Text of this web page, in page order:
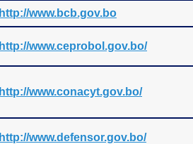
http://www.bcb.gov.bo
http://www.ceprobol.gov.bo/
http://www.conacyt.gov.bo/
http://www.defensor.gov.bo/